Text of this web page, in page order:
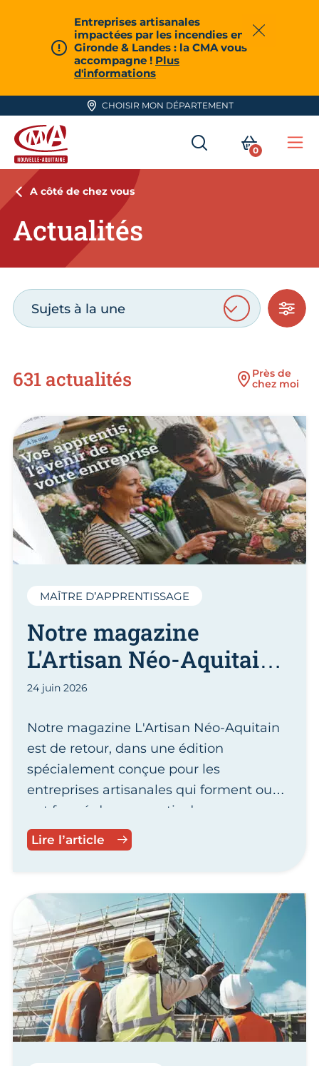
Entreprises artisanales
impactées par les incendies en
Gironde & Landes : la CMA vous
accompagne ! Plus
d'informations
Fermer
CHOISIR MON DÉPARTEMENT
CMA Nouvelle-Aquitaine
RECHERCHER
MON
0
A côté de chez vous
Actualités
Sujets à la une PLUS
631 actualités
Près de
chez moi
Notre magazine
L'Artisan Néo-Aquitain
est de retour
MAÎTRE D’APPRENTISSAGE
24 juin 2026
Notre magazine L'Artisan Néo-Aquitain
est de retour, dans une édition
spécialement conçue pour les
entreprises artisanales qui forment ou
ont formé des apprentis dans nos
centres CMA Formation.
Lire l’article Notre magazine L'Artisan Néo-